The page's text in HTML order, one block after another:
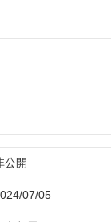
公開
07/05